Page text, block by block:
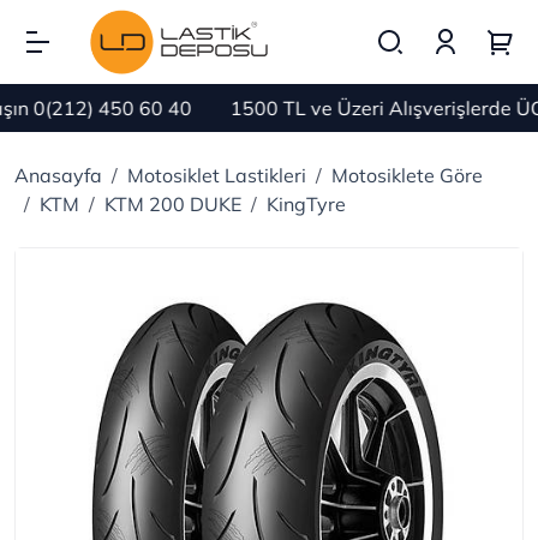
0(212) 450 60 40 1500 TL ve Üzeri Alışverişlerde
Anasayfa Motosiklet Lastikleri
Motosiklete Göre
KTM
KTM 200 DUKE KingTyre